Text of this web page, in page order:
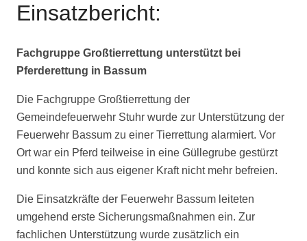
Einsatzbericht:
Fachgruppe Großtierrettung unterstützt bei
Pferderettung in Bassum
Die Fachgruppe Großtierrettung der
Gemeindefeuerwehr Stuhr wurde zur Unterstützung der
Feuerwehr Bassum zu einer Tierrettung alarmiert. Vor
Ort war ein Pferd teilweise in eine Güllegrube gestürzt
und konnte sich aus eigener Kraft nicht mehr befreien.
Die Einsatzkräfte der Feuerwehr Bassum leiteten
umgehend erste Sicherungsmaßnahmen ein. Zur
fachlichen Unterstützung wurde zusätzlich ein